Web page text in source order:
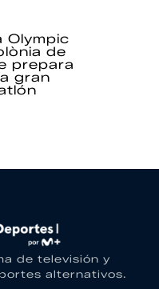
Olympic
de
prepara
gran
de televisión y
alternativos.